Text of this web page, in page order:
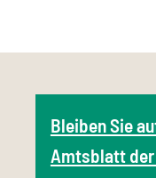
Bleiben Sie
Amtsblatt